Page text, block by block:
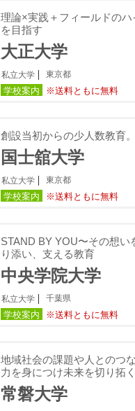
理論×実践＋フィールドの
を目指す
大正大学
私立大学 東京都
学校案内 ※送料ともに無料
創設当初からの少人数教育
国士舘大学
私立大学 東京都
学校案内 ※送料ともに無料
STAND BY YOU〜その想
り添い、支える教育
中央学院大学
私立大学 千葉県
学校案内 ※送料ともに無料
地域社会の課題や人とのつ
力を身につけ未来を切り拓く
常磐大学